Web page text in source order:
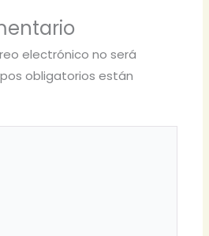
electrónico no será
obligatorios están